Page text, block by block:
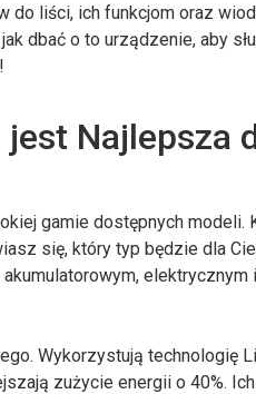
do liści, ich funkcjom oraz
dbać o to urządzenie, aby
Najlepsza
gamie dostępnych modeli.
się, który typ będzie dla
elektrycznym i
Wykorzystują technologię
zużycie energii o 40%.